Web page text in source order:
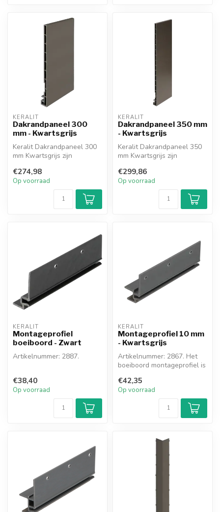
KERALIT
Dakrandpaneel 300
mm - Kwartsgrijs
Keralit Dakrandpaneel 300
mm Kwartsgrijs zijn
dakrandpanelen voor ...
€274,98
Op voorraad
KERALIT
Dakrandpaneel 350 mm
- Kwartsgrijs
Keralit Dakrandpaneel 350
mm Kwartsgrijs zijn
dakrandpanelen voor ...
€299,86
Op voorraad
KERALIT
Montageprofiel
boeiboord - Zwart
Artikelnummer: 2887.
montageprofiel is een
hulpmiddel voor het ...
€38,40
Op voorraad
KERALIT
Montageprofiel 10 mm
- Kwartsgrijs
Artikelnummer: 2867. Het
boeiboord montageprofiel is
mon...
€42,35
Op voorraad